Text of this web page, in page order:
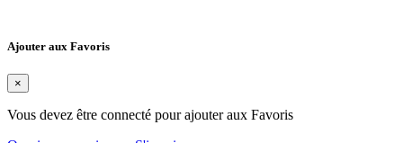
Ajouter aux Favoris
×
Vous devez être connecté pour ajouter aux Favoris